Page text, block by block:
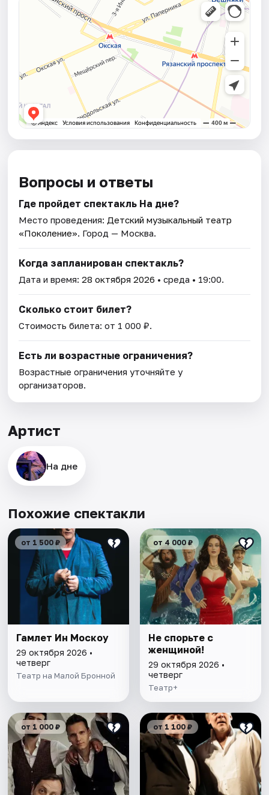
Вопросы и ответы
Где пройдет спектакль На дне?
Место проведения: Детский музыкальный театр
«Поколение». Город — Москва.
Когда запланирован спектакль?
Дата и время:28 октября 2026 • среда • 19:00.
Сколько стоит билет?
Стоимость билета: от 1 000 ₽.
Есть ли возрастные ограничения?
Возрастные ограничения уточняйте у
организаторов.
Артист
На дне
Похожие спектакли
от 1 500 ₽
Гамлет Ин Москоу
29 октября 2026 •
четверг
Театр на Малой Бронной
от 4 000 ₽
Не спорьте с
женщиной!
29 октября 2026 •
четверг
Театр+
от 1 000 ₽ от 1 100 ₽